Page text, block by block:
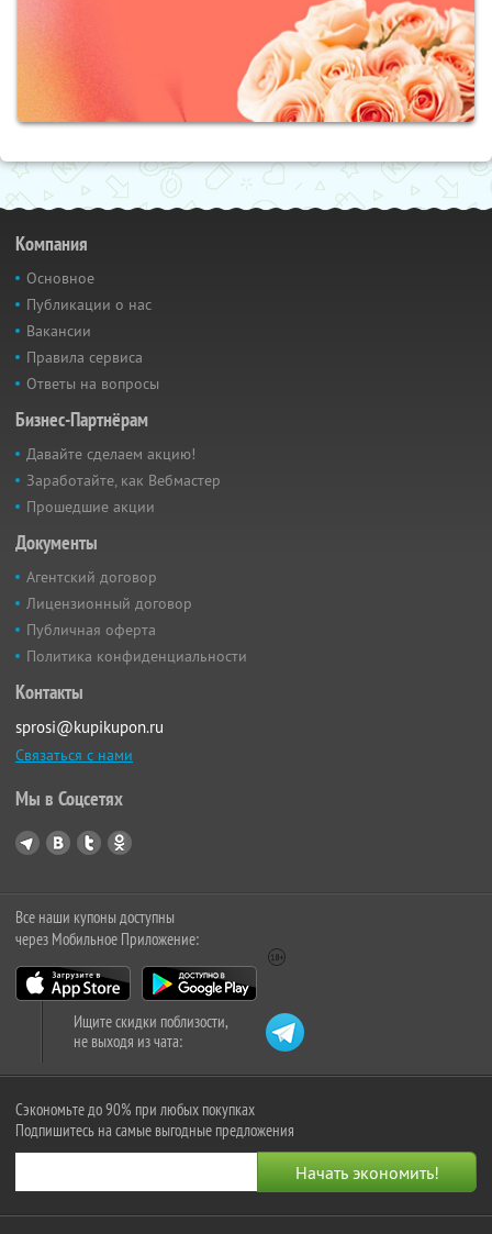
Компания
Основное
Публикации о нас
Вакансии
Правила сервиса
Ответы на вопросы
Бизнес-Партнёрам
Давайте сделаем акцию!
Заработайте, как Вебмастер
Прошедшие акции
Документы
Агентский договор
Лицензионный договор
Публичная оферта
Политика конфиденциальности
Контакты
sprosi@kupikupon.ru
Связаться с нами
Мы в Соцсетях
Все наши купоны доступны
через Мобильное Приложение:
Ищите скидки поблизости,
не выходя из чата:
Сэкономьте до 90% при любых покупках
Подпишитесь на самые выгодные предложения